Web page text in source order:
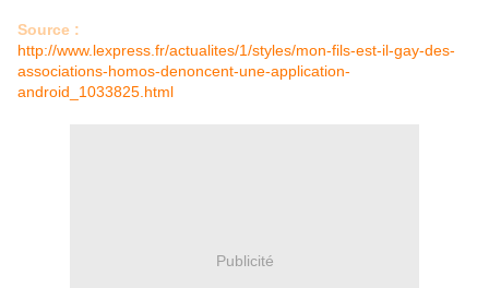
Source :
http://www.lexpress.fr/actualites/1/styles/mon-fils-est-il-gay-des-
associations-homos-denoncent-une-application-
android_1033825.html
Publicité